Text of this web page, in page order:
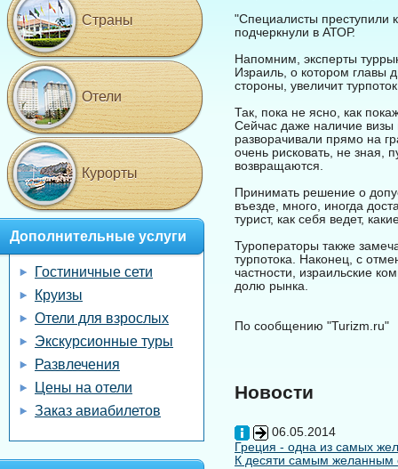
"Специалисты преступили
подчеркнули в АТОР.
Напомним, эксперты
Израиль, о котором главы
стороны, увеличит
Так, пока не ясно, как
Сейчас даже наличие визы
разворачивали прямо на
очень рисковать, не зная,
возвращаются.
Принимать решение о
въезде, много, иногда
турист, как себя ведет,
Туроператоры также
турпотока. Наконец, с
частности, израильские
долю рынка.
По сообщению "Turizm.ru"
Новости
06.05.2014
Греция - одна из самых
К десяти самым желанным
Страны
Отели
Курорты
Дополнительные услуги
Гостиничные сети
Круизы
Отели для взрослых
Экскурсионные туры
Развлечения
Цены на отели
Заказ авиабилетов